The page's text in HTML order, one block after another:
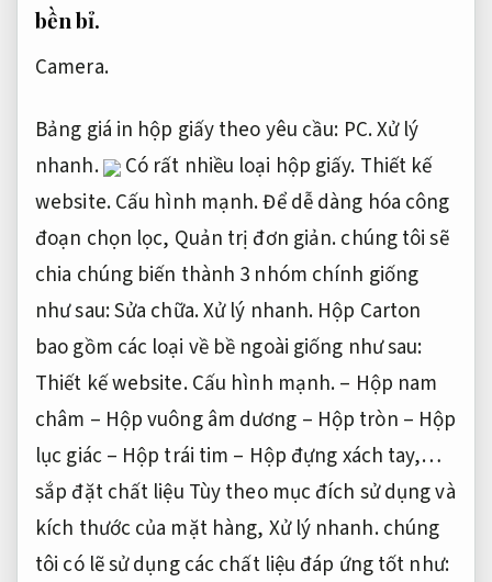
bền bỉ.
Camera.
Bảng giá in hộp giấy theo yêu cầu: PC.Xử lý
nhanh.
Có rất nhiều loại hộp giấy. Thiết kế
website.Cấu hình mạnh.Để dễ dàng hóa công
đoạn chọn lọc, Quản trị đơn giản.chúng tôi sẽ
chia chúng biến thành 3 nhóm chính giống
như sau:Sửa chữa.Xử lý nhanh. Hộp Carton
bao gồm các loại về bề ngoài giống như sau:
Thiết kế website.Cấu hình mạnh.– Hộp nam
châm – Hộp vuông âm dương – Hộp tròn – Hộp
lục giác – Hộp trái tim – Hộp đựng xách tay,…
sắp đặt chất liệu Tùy theo mục đích sử dụng và
kích thước của mặt hàng, Xử lý nhanh.chúng
tôi có lẽ sử dụng các chất liệu đáp ứng tốt như: